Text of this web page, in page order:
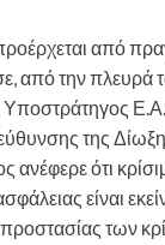
από
από την πλευρά
της
ανέφερε ότι
είναι
προστασίας των